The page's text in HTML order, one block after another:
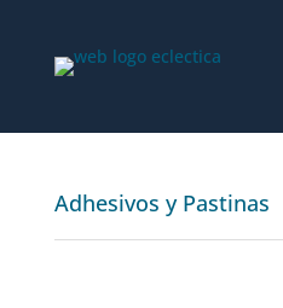
Adhesivos y Pastinas